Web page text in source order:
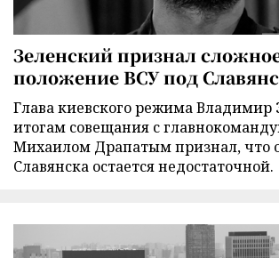
Зеленский признал
положение ВСУ под
Глава киевского режима Владимир
итогам совещания с
Михаилом Драпатым признал, что
Славянска остается недостаточной.